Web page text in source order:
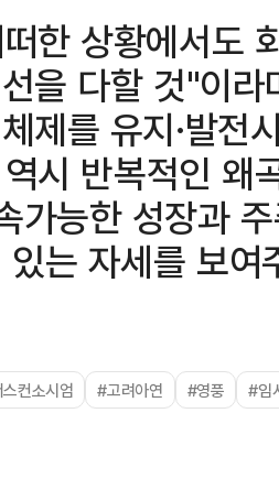
한 상황에서도
을 다할 것"이
제를 유지·발전
시 반복적인 왜
가능한 성장과
는 자세를 보
컨소시엄 #고려아연 #영풍 #임